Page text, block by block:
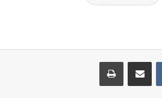
الحكومة والغرف التجارية تتفقان على
خارطة طريق جديدة لرقمنة الخدمات
وتوسيع قاعدة المصدرين